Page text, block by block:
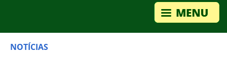
NOTÍCIAS